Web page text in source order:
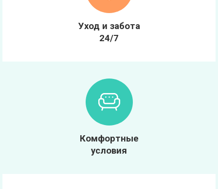
Уход и забота
24/7
Комфортные
условия